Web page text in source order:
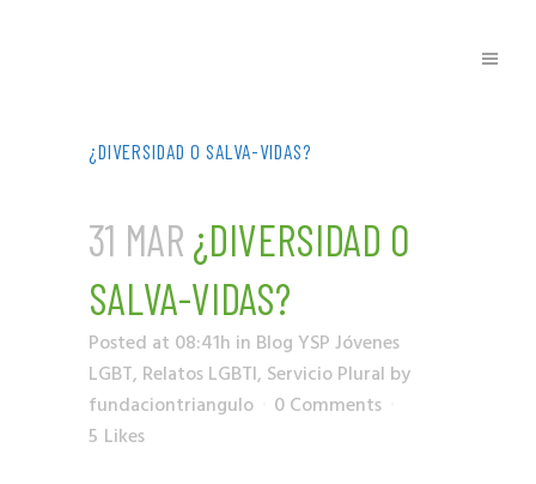
¿DIVERSIDAD O SALVA-VIDAS?
31 MAR ¿DIVERSIDAD O
SALVA-VIDAS?
Posted at 08:41h in Blog YSP Jóvenes
LGBT, Relatos LGBTI, Servicio Plural by
fundaciontriangulo
0 Comments
5 Likes